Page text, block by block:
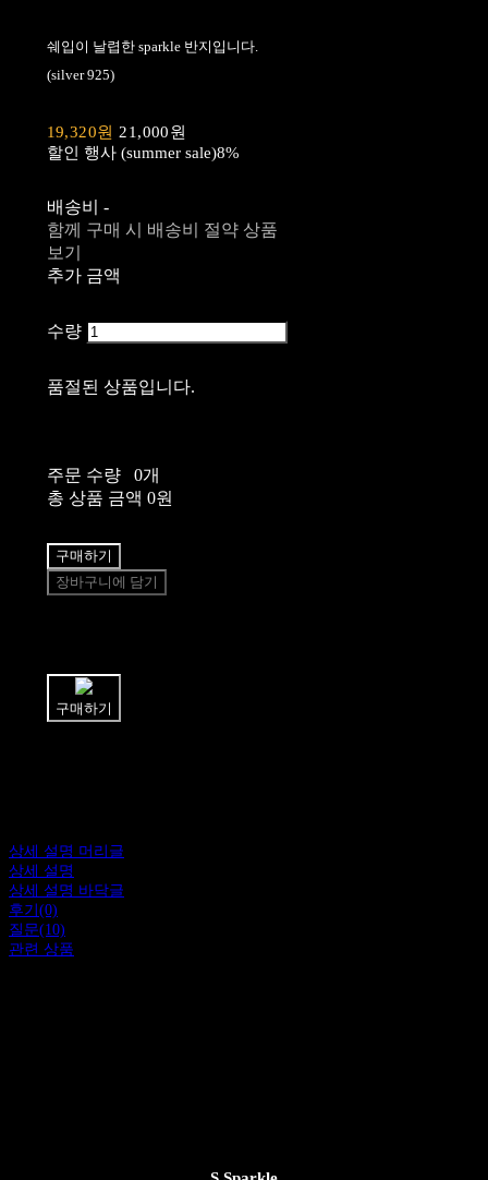
쉐입이 날렵한 sparkle 반지입니다.
(silver 925)
19,320원 21,000원
할인 행사 (summer sale)8%
배송비 -
함께 구매 시 배송비 절약 상품
보기
추가 금액
수량
품절된 상품입니다.
주문 수량
0개
총 상품 금액 0원
구매하기
장바구니에 담기
구매하기
상세 설명 머리글
상세 설명
상세 설명 바닥글
후기(0)
질문(10)
관련 상품